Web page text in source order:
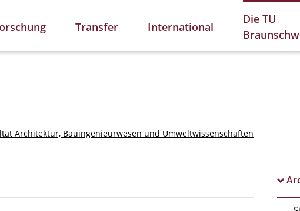
Transfer International
Die TU
Architektur, Bauingenieurwesen und Umweltwissenschaften